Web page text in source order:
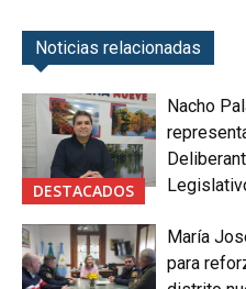
Noticias relacionadas
DESTACADOS
Nacho
María
para